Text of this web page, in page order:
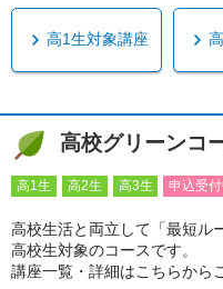
高1生対象講座
高校グリーンコ
高1生 高2生 高3生 申込受
高校生活と両立して「最短ル
高校生対象のコースです。
講座一覧・詳細はこちらから